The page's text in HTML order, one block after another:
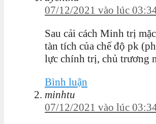
07/12/2021 vào lúc
Sau cải cách Minh trị
tàn tích của chế độ pk
lực chính trị, chủ trương
Bình luận
minhtu
07/12/2021 vào lúc